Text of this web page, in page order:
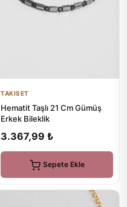
TAKISET
Hematit Taşlı 21 Cm Gümüş
Erkek Bileklik
3.367,99 ₺
Sepete Ekle